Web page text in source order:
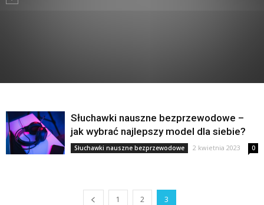
Słuchawki nauszne bezprzewodowe –
jak wybrać najlepszy model dla siebie?
Słuchawki nauszne bezprzewodowe 2 kwietnia 2023 0
1 2 3